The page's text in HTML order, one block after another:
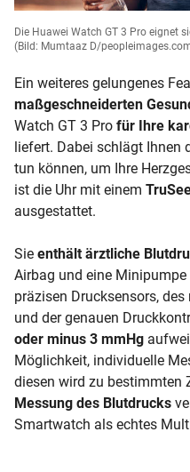
Die Huawei Watch GT 3 Pro eignet
(Bild: Mumtaaz D/
Ein weiteres gelungenes
maßgeschneiderten
Watch GT 3 Pro für Ihre
liefert. Dabei schlägt Ihnen
tun können, um Ihre
ist die Uhr mit einem
ausgestattet.
Sie enthält ärztliche
Airbag und eine
präzisen Drucksensors,
und der genauen
oder minus 3 mmHg
Möglichkeit, individuelle
diesen wird zu bestimmten
Messung des Blutdrucks
Smartwatch als echtes